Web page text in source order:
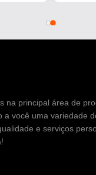
na principal área de
a você uma variedade
e serviços